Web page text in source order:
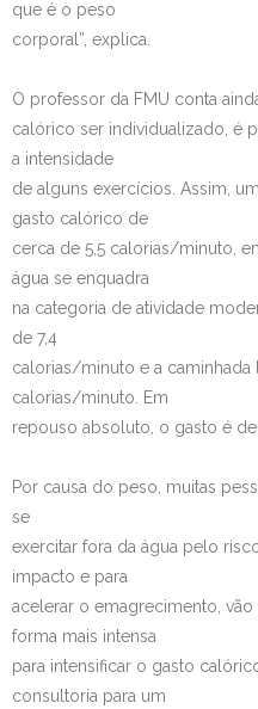
que é o peso
corporal”, explica.
O professor da FMU conta
calórico ser individualizado, é
a intensidade
de alguns exercícios. Assim,
gasto calórico de
cerca de 5,5 calorias/minuto,
água se enquadra
na categoria de atividade
de 7,4
calorias/minuto e a caminhada
calorias/minuto. Em
repouso absoluto, o gasto é
Por causa do peso, muitas
se
exercitar fora da água pelo
impacto e para
acelerar o emagrecimento,
forma mais intensa
para intensificar o gasto
consultoria para um